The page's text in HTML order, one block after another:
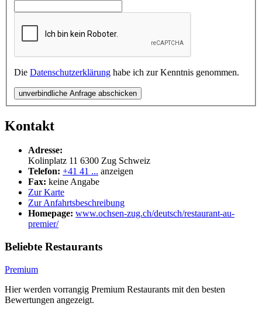
Die Datenschutzerklärung habe ich zur Kenntnis genommen.
unverbindliche Anfrage abschicken
Kontakt
Adresse:
Kolinplatz 11 6300 Zug Schweiz
Telefon: +41 41 ... anzeigen
Fax: keine Angabe
Zur Karte
Zur Anfahrtsbeschreibung
Homepage: www.ochsen-zug.ch/deutsch/restaurant-au-
premier/
Beliebte Restaurants
Premium
Hier werden vorrangig Premium Restaurants mit den besten
Bewertungen angezeigt.